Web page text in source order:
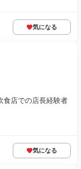
気になる
食店での店長経験者
気になる